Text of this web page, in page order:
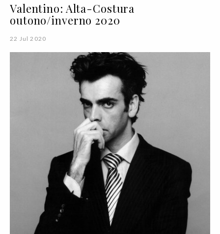
Valentino: Alta-Costura
outono/inverno 2020
22 Jul 2020